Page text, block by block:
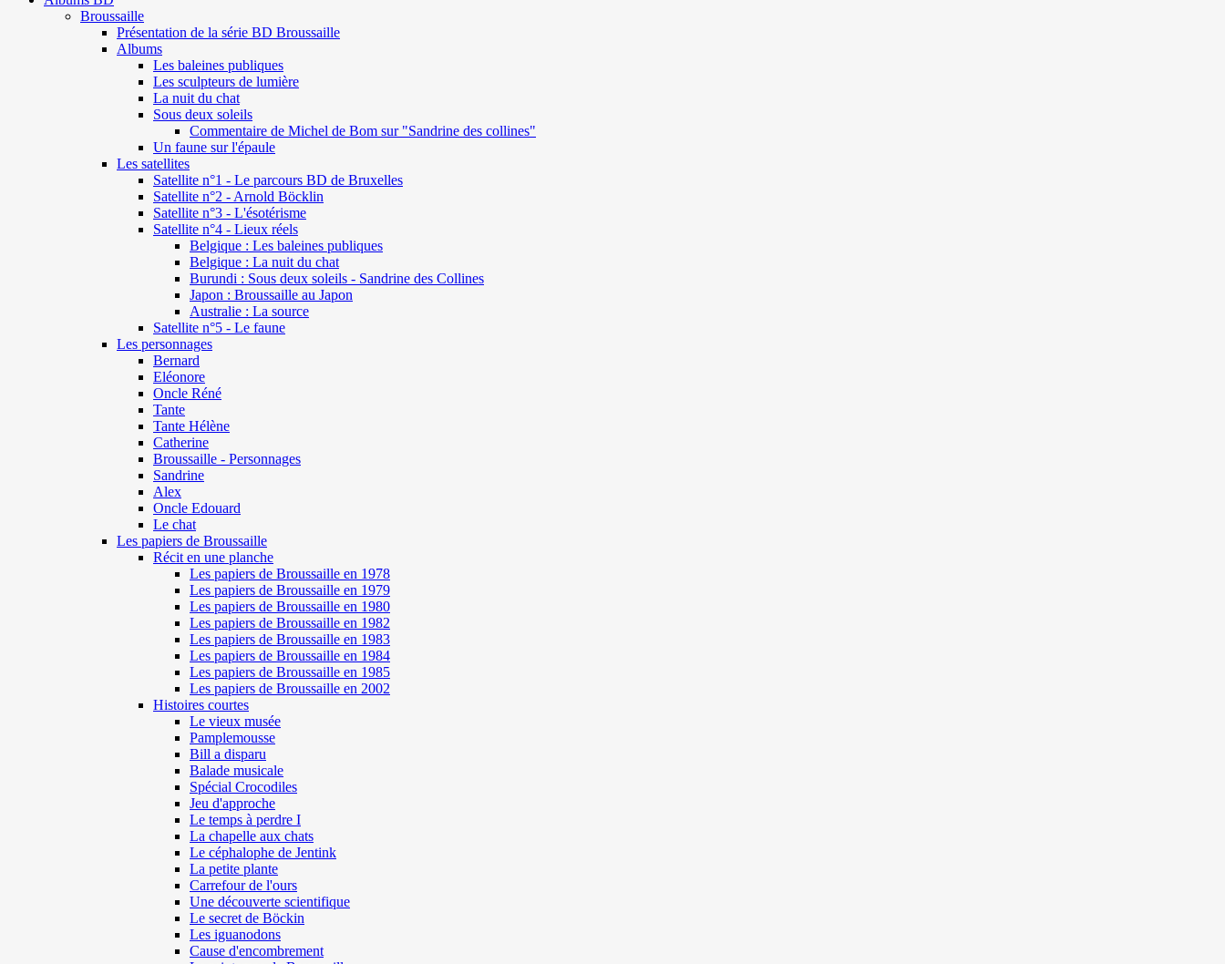
Broussaille
Présentation de la série BD Broussaille
Albums
Les baleines publiques
Les sculpteurs de lumière
La nuit du chat
Sous deux soleils
Commentaire de Michel de Bom sur "Sandrine des collines"
Un faune sur l'épaule
Les satellites
Satellite n°1 - Le parcours BD de Bruxelles
Satellite n°2 - Arnold Böcklin
Satellite n°3 - L'ésotérisme
Satellite n°4 - Lieux réels
Belgique : Les baleines publiques
Belgique : La nuit du chat
Burundi : Sous deux soleils - Sandrine des Collines
Japon : Broussaille au Japon
Australie : La source
Satellite n°5 - Le faune
Les personnages
Bernard
Eléonore
Oncle Réné
Tante
Tante Hélène
Catherine
Broussaille - Personnages
Sandrine
Alex
Oncle Edouard
Le chat
Les papiers de Broussaille
Récit en une planche
Les papiers de Broussaille en 1978
Les papiers de Broussaille en 1979
Les papiers de Broussaille en 1980
Les papiers de Broussaille en 1982
Les papiers de Broussaille en 1983
Les papiers de Broussaille en 1984
Les papiers de Broussaille en 1985
Les papiers de Broussaille en 2002
Histoires courtes
Le vieux musée
Pamplemousse
Bill a disparu
Balade musicale
Spécial Crocodiles
Jeu d'approche
Le temps à perdre I
La chapelle aux chats
Le céphalophe de Jentink
La petite plante
Carrefour de l'ours
Une découverte scientifique
Le secret de Böckin
Les iguanodons
Cause d'encombrement